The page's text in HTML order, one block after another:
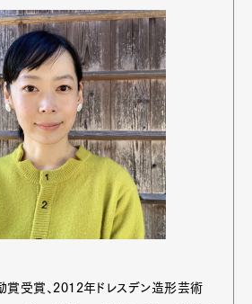
受賞、2012年ドレスデン造形芸術